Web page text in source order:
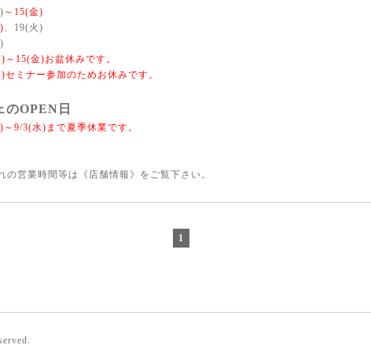
～15(金)
、19(火)
～15(金)お盆休みです。
ミナー参加のためお休みです。
のOPEN日
～9/3(水)まで夏季休業です。
の営業時間等は《 店舗情報 》をご覧下さい。
1